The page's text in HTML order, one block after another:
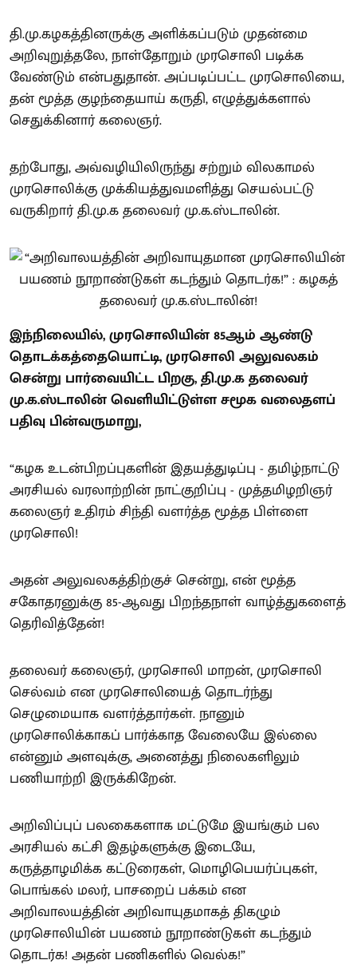
தி.மு.கழகத்தினருக்கு அளிக்கப்படும் முதன்மை
அறிவுறுத்தலே, நாள்தோறும் முரசொலி படிக்க
வேண்டும் என்பதுதான். அப்படிப்பட்ட முரசொலியை,
தன் மூத்த குழந்தையாய் கருதி, எழுத்துக்களால்
செதுக்கினார் கலைஞர்.
தற்போது, அவ்வழியிலிருந்து சற்றும் விலகாமல்
முரசொலிக்கு முக்கியத்துவமளித்து செயல்பட்டு
வருகிறார் தி.மு.க தலைவர் மு.க.ஸ்டாலின்.
இந்நிலையில், முரசொலியின் 85ஆம் ஆண்டு
தொடக்கத்தையொட்டி, முரசொலி அலுவலகம்
சென்று பார்வையிட்ட பிறகு, தி.மு.க தலைவர்
மு.க.ஸ்டாலின் வெளியிட்டுள்ள சமூக வலைதளப்
பதிவு பின்வருமாறு,
“கழக உடன்பிறப்புகளின் இதயத்துடிப்பு - தமிழ்நாட்டு
அரசியல் வரலாற்றின் நாட்குறிப்பு - முத்தமிழறிஞர்
கலைஞர் உதிரம் சிந்தி வளர்த்த மூத்த பிள்ளை
முரசொலி!
அதன் அலுவலகத்திற்குச் சென்று, என் மூத்த
சகோதரனுக்கு 85-ஆவது பிறந்தநாள் வாழ்த்துகளைத்
தெரிவித்தேன்!
தலைவர் கலைஞர், முரசொலி மாறன், முரசொலி
செல்வம் என முரசொலியைத் தொடர்ந்து
செழுமையாக வளர்த்தார்கள். நானும்
முரசொலிக்காகப் பார்க்காத வேலையே இல்லை
என்னும் அளவுக்கு, அனைத்து நிலைகளிலும்
பணியாற்றி இருக்கிறேன்.
அறிவிப்புப் பலகைகளாக மட்டுமே இயங்கும் பல
அரசியல் கட்சி இதழ்களுக்கு இடையே,
கருத்தாழமிக்க கட்டுரைகள், மொழிபெயர்ப்புகள்,
பொங்கல் மலர், பாசறைப் பக்கம் என
அறிவாலயத்தின் அறிவாயுதமாகத் திகழும்
முரசொலியின் பயணம் நூறாண்டுகள் கடந்தும்
தொடர்க! அதன் பணிகளில் வெல்க!”